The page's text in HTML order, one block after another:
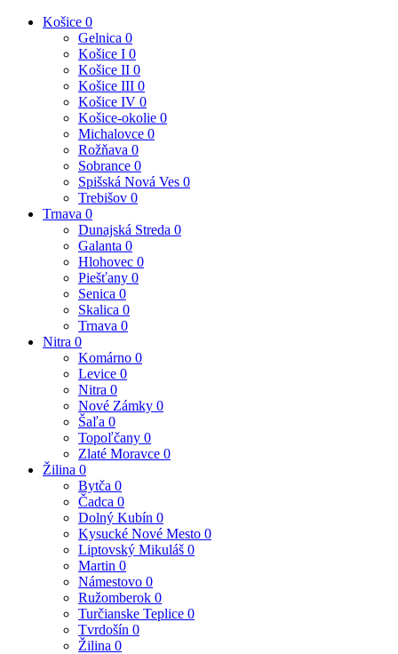
Košice 0
Gelnica 0
Košice I 0
Košice II 0
Košice III 0
Košice IV 0
Košice-okolie 0
Michalovce 0
Rožňava 0
Sobrance 0
Spišská Nová Ves 0
Trebišov 0
Trnava 0
Dunajská Streda 0
Galanta 0
Hlohovec 0
Piešťany 0
Senica 0
Skalica 0
Trnava 0
Nitra 0
Komárno 0
Levice 0
Nitra 0
Nové Zámky 0
Šaľa 0
Topoľčany 0
Zlaté Moravce 0
Žilina 0
Bytča 0
Čadca 0
Dolný Kubín 0
Kysucké Nové Mesto 0
Liptovský Mikuláš 0
Martin 0
Námestovo 0
Ružomberok 0
Turčianske Teplice 0
Tvrdošín 0
Žilina 0